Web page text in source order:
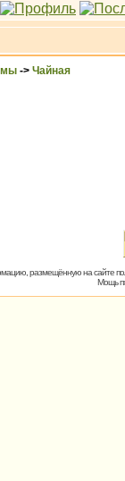
-> Чайная
размещённую на сайте
Мощь